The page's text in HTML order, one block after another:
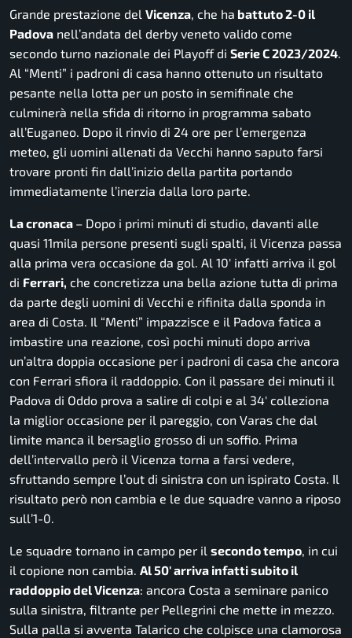
Grande prestazione del Vicenza, che ha battuto 2-0 il
Padova nell’andata del derby veneto valido come
secondo turno nazionale dei Playoff di Serie C 2023/2024.
Al “Menti” i padroni di casa hanno ottenuto un risultato
pesante nella lotta per un posto in semifinale che
culminerà nella sfida di ritorno in programma sabato
all’Euganeo. Dopo il rinvio di 24 ore per l’emergenza
meteo, gli uomini allenati da Vecchi hanno saputo farsi
trovare pronti fin dall’inizio della partita portando
immediatamente l’inerzia dalla loro parte.
La cronaca – Dopo i primi minuti di studio, davanti alle
quasi 11mila persone presenti sugli spalti, il Vicenza passa
alla prima vera occasione da gol. Al 10′ infatti arriva il gol
di Ferrari, che concretizza una bella azione tutta di prima
da parte degli uomini di Vecchi e rifinita dalla sponda in
area di Costa. Il “Menti” impazzisce e il Padova fatica a
imbastire una reazione, così pochi minuti dopo arriva
un’altra doppia occasione per i padroni di casa che ancora
con Ferrari sfiora il raddoppio. Con il passare dei minuti il
Padova di Oddo prova a salire di colpi e al 34′ colleziona
la miglior occasione per il pareggio, con Varas che dal
limite manca il bersaglio grosso di un soffio. Prima
dell’intervallo però il Vicenza torna a farsi vedere,
sfruttando sempre l’out di sinistra con un ispirato Costa. Il
risultato però non cambia e le due squadre vanno a riposo
sull’1-0.
Le squadre tornano in campo per il secondo tempo, in cui
il copione non cambia. Al 50′ arriva infatti subito il
raddoppio del Vicenza: ancora Costa a seminare panico
sulla sinistra, filtrante per Pellegrini che mette in mezzo.
Sulla palla si avventa Talarico che colpisce una clamorosa